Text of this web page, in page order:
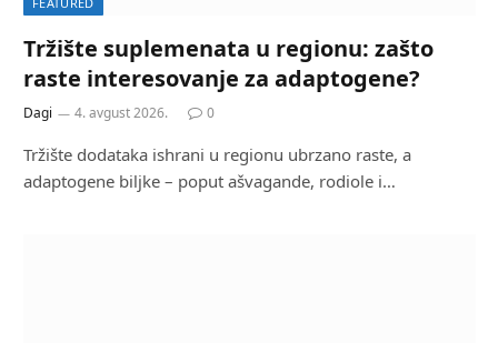
Tržište suplemenata u regionu: zašto
raste interesovanje za adaptogene?
Dagi 4. avgust 2026. 0
Tržište dodataka ishrani u regionu ubrzano raste, a
adaptogene biljke – poput ašvagande, rodiole i…